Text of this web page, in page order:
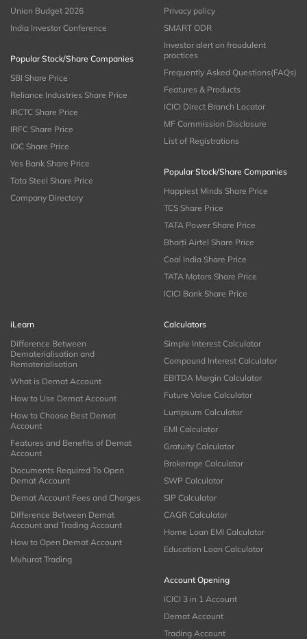
Union Budget 2026
India Investor Conference
Popular Stock/Share Companies
SBI Share Price
Reliance Industries Share Price
IRCTC Share Price
IRFC Share Price
IOC Share Price
Yes Bank Share Price
Tata Steel Share Price
Company Directory
Privacy policy
SMART ODR
Investor alert on fraudulent
practices
Frequently Asked Questions(FAQs)
Features & Products
ICICI Direct Branch Locator
MF Commission Disclosure
List of Registrations
Popular Stock/Share Companies
Happiest Minds Share Price
TCS Share Price
TATA Power Share Price
Bharti Airtel Share Price
Coal India Share Price
TATA Motors Share Price
ICICI Bank Share Price
iLearn
Difference Between
Dematerialisation and
Rematerialisation
What is Demat Account
How to Use Demat Account
How to Choose Best Demat
Account
Features and Benefits of Demat
Account
Documents Required To Open
Demat Account
Demat Account Fees and Charges
Difference Between Demat
Account and Trading Account
How to Open Demat Account
Muhurat Trading
Calculators
Simple Interest Calculator
Compound Interest Calculator
EBITDA Margin Calculator
Future Value Calculator
Lumpsum Calculator
EMI Calculator
Gratuity Calculator
Brokerage Calculator
SWP Calculator
SIP Calculator
CAGR Calculator
Home Loan EMI Calculator
Education Loan Calculator
Account Opening
ICICI 3 in 1 Account
Demat Account
Trading Account